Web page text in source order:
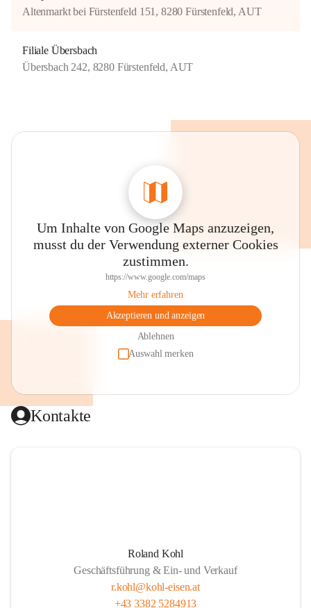
Altenmarkt bei Fürstenfeld 151, 8280 Fürstenfeld, AUT
Filiale Übersbach
Übersbach 242, 8280 Fürstenfeld, AUT
Um Inhalte von Google Maps anzuzeigen,
musst du der Verwendung externer Cookies
zustimmen.
https://www.google.com/maps
Mehr erfahren
Akzeptieren und anzeigen
Ablehnen
Auswahl merken
Kontakte
Roland Kohl
Geschäftsführung & Ein- und Verkauf
r.kohl@kohl-eisen.at
+43 3382 5284913